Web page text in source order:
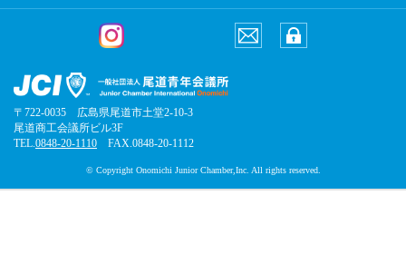
〒722-0035 広島県尾道市土堂2-10-3
尾道商工会議所ビル3F
TEL.0848-20-1110 FAX.0848-20-1112
© Copyright Onomichi Junior Chamber,Inc. All rights reserved.